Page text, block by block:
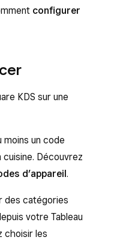
configurer
KDS sur une
moins un code
cuisine. Découvrez
d’appareil.
des catégories
votre Tableau
choisir les